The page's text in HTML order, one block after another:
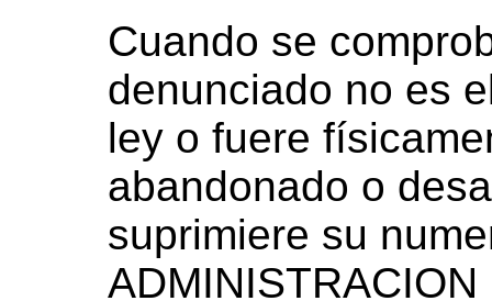
Cuando se
denunciado no es
ley o fuere
abandonado o
suprimiere su